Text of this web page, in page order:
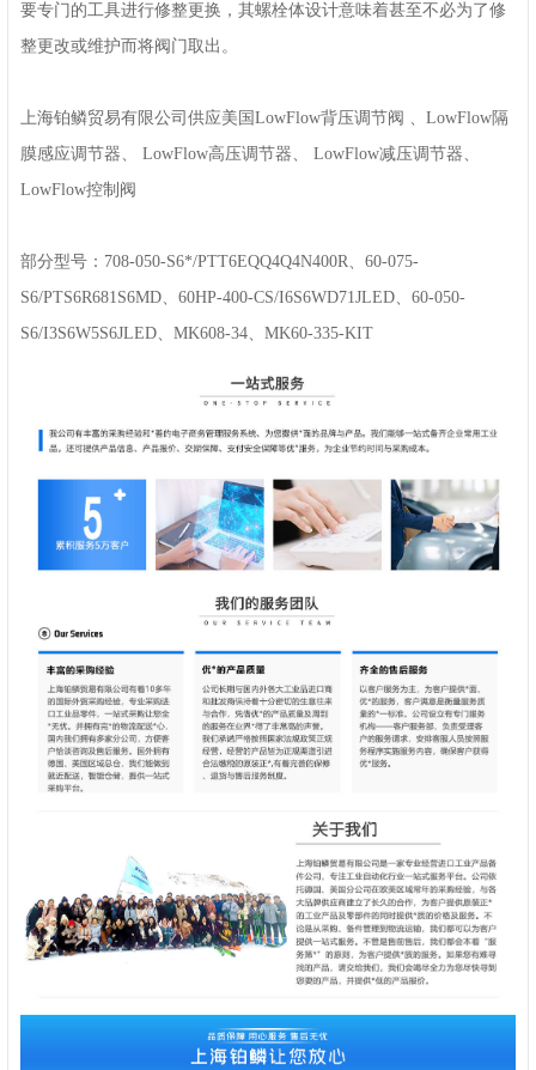
要专门的工具进行修整更换，其螺栓体设计意味着甚至不必为了修
整更改或维护而将阀门取出。
上海铂鳞贸易有限公司供应美国LowFlow背压调节阀 、LowFlow隔
膜感应调节器、 LowFlow高压调节器、 LowFlow减压调节器、
LowFlow控制阀
部分型号：708-050-S6*/PTT6EQQ4Q4N400R、60-075-
S6/PTS6R681S6MD、60HP-400-CS/I6S6WD71JLED、60-050-
S6/I3S6W5S6JLED、MK608-34、MK60-335-KIT